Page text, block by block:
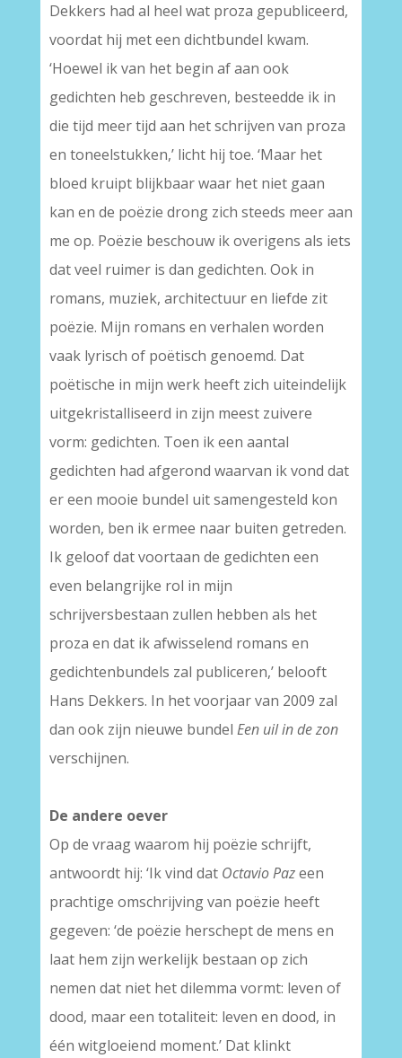
Dekkers had al heel wat proza gepubliceerd,
voordat hij met een dichtbundel kwam.
‘Hoewel ik van het begin af aan ook
gedichten heb geschreven, besteedde ik in
die tijd meer tijd aan het schrijven van proza
en toneelstukken,’ licht hij toe. ‘Maar het
bloed kruipt blijkbaar waar het niet gaan
kan en de poëzie drong zich steeds meer aan
me op. Poëzie beschouw ik overigens als iets
dat veel ruimer is dan gedichten. Ook in
romans, muziek, architectuur en liefde zit
poëzie. Mijn romans en verhalen worden
vaak lyrisch of poëtisch genoemd. Dat
poëtische in mijn werk heeft zich uiteindelijk
uitgekristalliseerd in zijn meest zuivere
vorm: gedichten. Toen ik een aantal
gedichten had afgerond waarvan ik vond dat
er een mooie bundel uit samengesteld kon
worden, ben ik ermee naar buiten getreden.
Ik geloof dat voortaan de gedichten een
even belangrijke rol in mijn
schrijversbestaan zullen hebben als het
proza en dat ik afwisselend romans en
gedichtenbundels zal publiceren,’ belooft
Hans Dekkers. In het voorjaar van 2009 zal
dan ook zijn nieuwe bundel Een uil in de zon
verschijnen.
De andere oever
Op de vraag waarom hij poëzie schrijft,
antwoordt hij: ‘Ik vind dat Octavio Pazeen
prachtige omschrijving van poëzie heeft
gegeven: ‘de poëzie herschept de mens en
laat hem zijn werkelijk bestaan op zich
nemen dat niet het dilemma vormt: leven of
dood, maar een totaliteit: leven en dood, in
één witgloeiend moment.’ Dat klinkt